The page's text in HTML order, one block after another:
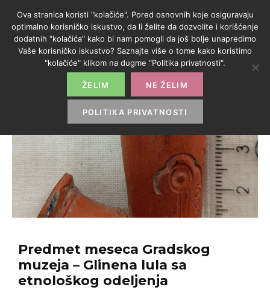
Predmet meseca Gradskog
muzeja – Glinena lula sa
etnološkog odeljenja
Ova stranica koristi "kolačiće". Pored osnovnih koje osiguravaju
optimalno korisničko iskustvo, da li želite da dozvolite i korišćenje
dodatnih "kolačića" kako bi nam pomogli da još bolje unapredimo
Vaše korisničko iskustvo? Saznajte više o tome kako koristimo
"kolačiće" klikom na dugme "Politika privatnosti".
ŽELIM NE ŽELIM
POLITIKA PRIVATNOSTI